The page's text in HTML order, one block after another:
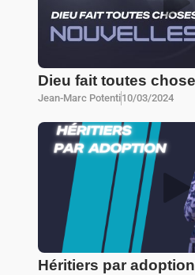
Dieu fait toutes
Jean-Marc Potenti10/03/2024
Héritiers par adoption